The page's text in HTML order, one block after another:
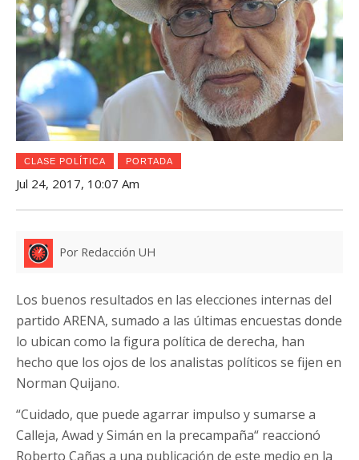
CLASE POLÍTICA PORTADA
Jul 24, 2017, 10:07 Am
Por Redacción UH
Los buenos resultados en las elecciones internas del
partido ARENA, sumado a las últimas encuestas donde
lo ubican como la figura política de derecha, han
hecho que los ojos de los analistas políticos se fijen en
Norman Quijano.
“Cuidado, que puede agarrar impulso y sumarse a
Calleja, Awad y Simán en la precampaña“ reaccionó
Roberto Cañas a una publicación de este medio en la